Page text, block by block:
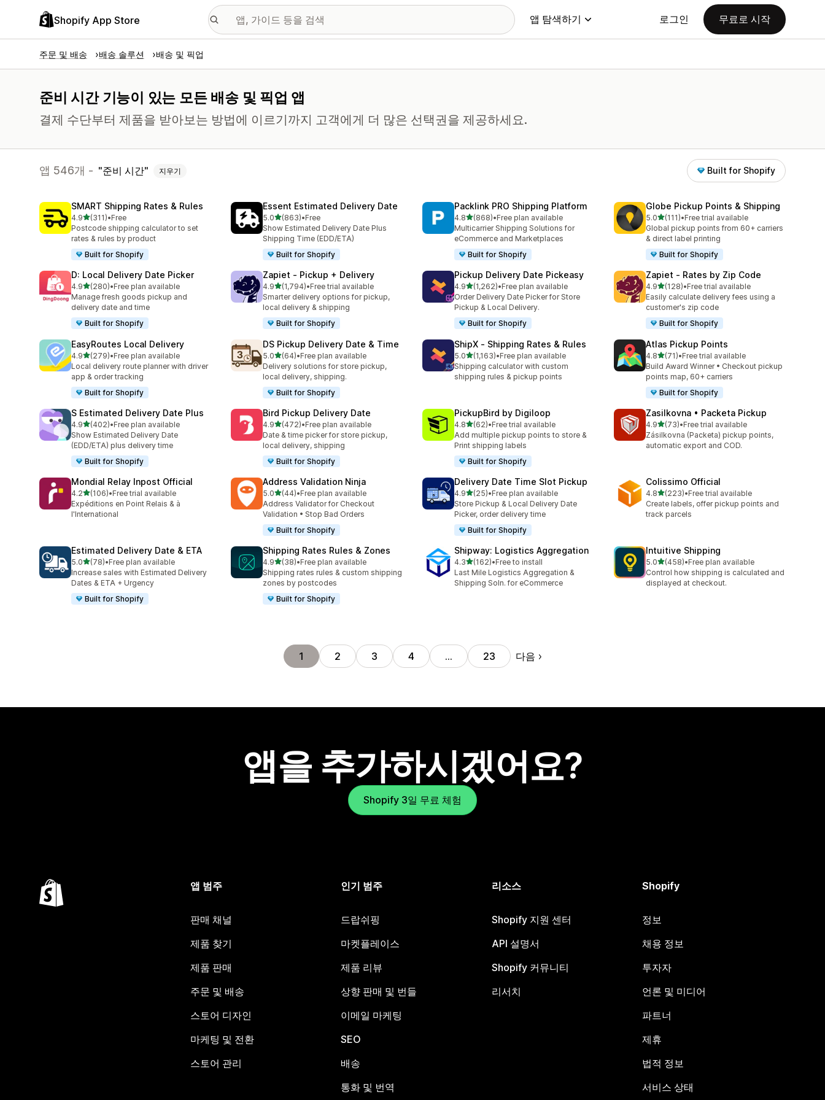
Shopify App Store 앱 탐색하기 로그인 무료로 시작
주문 및 배송 배송 솔루션 배송 및 픽업
준비 시간 기능이 있는 모든 배송 및 픽업 앱
결제 수단부터 제품을 받아보는 방법에 이르기까지 고객에게 더 많은 선택권을 제공하세요.
앱 546개 - 준비 시간 지우기 Built for Shopify
SMART Shipping Rates & Rules
4.9별 5개 중
(311)
총 리뷰 311개
•Free
Postcode shipping calculator to set
rates & rules by product
Built for Shopify
Essent Estimated Delivery Date
5.0별 5개 중
(863)
총 리뷰 863개
•Free
Show Estimated Delivery Date Plus
Shipping Time (EDD/ETA)
Built for Shopify
Packlink PRO Shipping Platform
4.8별 5개 중
(868)
총 리뷰 868개
•Free plan available
Multicarrier Shipping Solutions for
eCommerce and Marketplaces
Built for Shopify
Globe Pickup Points & Shipping
5.0별 5개 중
(111)
총 리뷰 111개
•Free trial available
Global pickup points from 60+ carriers
& direct label printing
Built for Shopify
D: Local Delivery Date Picker
4.9별 5개 중
(280)
총 리뷰 280개
•Free plan available
Manage fresh goods pickup and
delivery date and time
Built for Shopify
Zapiet ‑ Pickup + Delivery
4.9별 5개 중
(1,794)
총 리뷰 1794개
•Free trial available
Smarter delivery options for pickup,
local delivery & shipping
Built for Shopify
Pickup Delivery Date Pickeasy
4.9별 5개 중
(1,262)
총 리뷰 1262개
•Free plan available
Order Delivery Date Picker for Store
Pickup & Local Delivery.
Built for Shopify
Zapiet ‑ Rates by Zip Code
4.9별 5개 중
(128)
총 리뷰 128개
•Free trial available
Easily calculate delivery fees using a
customer's zip code
Built for Shopify
EasyRoutes Local Delivery
4.9별 5개 중
(279)
총 리뷰 279개
•Free plan available
Local delivery route planner with driver
app & order tracking
Built for Shopify
DS Pickup Delivery Date & Time
5.0별 5개 중
(64)
총 리뷰 64개
•Free plan available
Delivery solutions for store pickup,
local delivery, shipping.
Built for Shopify
ShipX ‑ Shipping Rates & Rules
5.0별 5개 중
(1,163)
총 리뷰 1163개
•Free plan available
Shipping calculator with custom
shipping rules & pickup points
Atlas Pickup Points
4.8별 5개 중
(71)
총 리뷰 71개
•Free trial available
Build Award Winner • Checkout pickup
points map, 60+ carriers
Built for Shopify
S Estimated Delivery Date Plus
4.9별 5개 중
(402)
총 리뷰 402개
•Free plan available
Show Estimated Delivery Date
(EDD/ETA) plus delivery time
Built for Shopify
Bird Pickup Delivery Date
4.9별 5개 중
(472)
총 리뷰 472개
•Free plan available
Date & time picker for store pickup,
local delivery, shipping
Built for Shopify
PickupBird by Digiloop
4.8별 5개 중
(62)
총 리뷰 62개
•Free trial available
Add multiple pickup points to store &
Print shipping labels
Built for Shopify
Zasilkovna • Packeta Pickup
4.9별 5개 중
(73)
총 리뷰 73개
•Free trial available
Zásilkovna (Packeta) pickup points,
automatic export and COD.
Mondial Relay Inpost Official
4.2별 5개 중
(106)
총 리뷰 106개
•Free trial available
Expéditions en Point Relais & à
l'International
Address Validation Ninja
5.0별 5개 중
(44)
총 리뷰 44개
•Free plan available
Address Validator for Checkout
Validation • Stop Bad Orders
Built for Shopify
Delivery Date Time Slot Pickup
4.9별 5개 중
(25)
총 리뷰 25개
•Free plan available
Store Pickup & Local Delivery Date
Picker, order delivery time
Built for Shopify
Colissimo Official
4.8별 5개 중
(223)
총 리뷰 223개
•Free trial available
Create labels, offer pickup points and
track parcels
Estimated Delivery Date & ETA
5.0별 5개 중
(78)
총 리뷰 78개
•Free plan available
Increase sales with Estimated Delivery
Dates & ETA + Urgency
Built for Shopify
Shipping Rates Rules & Zones
4.9별 5개 중
(38)
총 리뷰 38개
•Free plan available
Shipping rates rules & custom shipping
zones by postcodes
Built for Shopify
Shipway: Logistics Aggregation
4.3별 5개 중
(162)
총 리뷰 162개
•Free to install
Last Mile Logistics Aggregation &
Shipping Soln. for eCommerce
Intuitive Shipping
5.0별 5개 중
(458)
총 리뷰 458개
•Free plan available
Control how shipping is calculated and
displayed at checkout.
1 2 3 4 … 23 다음
앱을 추가하시겠어요?
Shopify 3일 무료 체험
앱 범주
판매 채널
제품 찾기
제품 판매
주문 및 배송
스토어 디자인
마케팅 및 전환
스토어 관리
인기 범주
드랍쉬핑
마켓플레이스
제품 리뷰
상향 판매 및 번들
이메일 마케팅
SEO
배송
통화 및 번역
리소스
Shopify 지원 센터
API 설명서
Shopify 커뮤니티
리서치
Shopify
정보
채용 정보
투자자
언론 및 미디어
파트너
제휴
법적 정보
서비스 상태